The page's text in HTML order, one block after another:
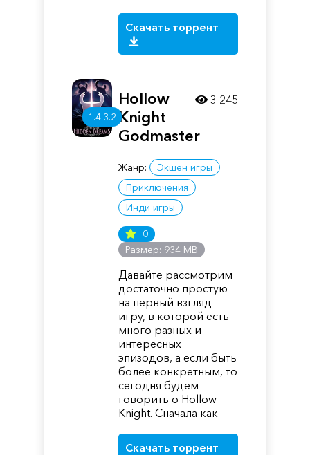
Скачать торрент
1.4.3.2
Hollow
Knight
Godmaster
Жанр:
Экшен игры
Приключения
Инди игры
0
Размер: 934 MB
Давайте рассмотрим
достаточно простую
на первый взгляд
игру, в которой есть
много разных и
интересных
эпизодов, а если быть
более конкретным, то
сегодня будем
говорить о Hollow
Knight. Сначала как
Скачать торрент
3 245